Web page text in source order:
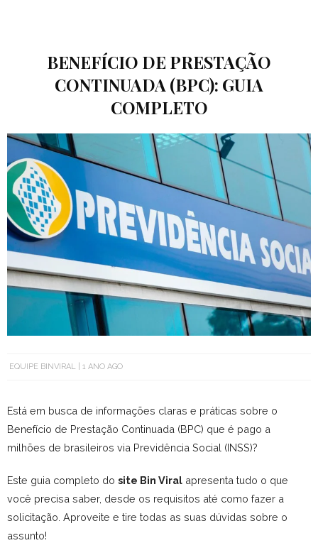
BENEFÍCIO DE PRESTAÇÃO
CONTINUADA (BPC): GUIA
COMPLETO
EQUIPE BINVIRAL 1 ANO AGO
Está em busca de informações claras e práticas sobre o
Benefício de Prestação Continuada (BPC) que é pago a
milhões de brasileiros via Previdência Social (INSS)?
Este guia completo do site Bin Viral apresenta tudo o que
você precisa saber, desde os requisitos até como fazer a
solicitação. Aproveite e tire todas as suas dúvidas sobre o
assunto!